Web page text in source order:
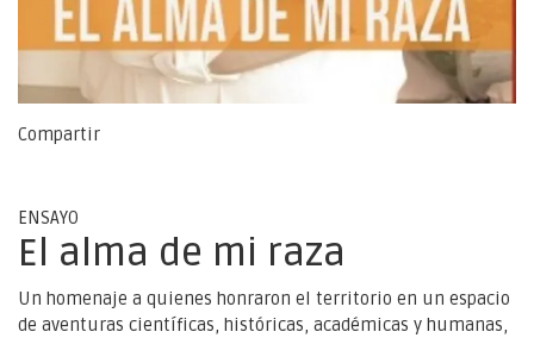
Compartir
ENSAYO
El alma de mi raza
Un homenaje a quienes honraron el territorio en un espacio
de aventuras científicas, históricas, académicas y humanas,